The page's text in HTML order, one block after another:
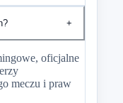
+
oficjalne
meczu i praw